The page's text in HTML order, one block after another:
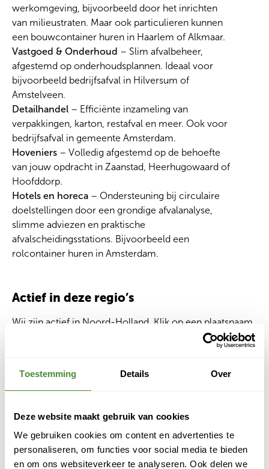
Toestemming Details Over
Deze website maakt gebruik van cookies
We gebruiken cookies om content en advertenties te
personaliseren, om functies voor social media te bieden
en om ons websiteverkeer te analyseren. Ook delen we
werkomgeving, bijvoorbeeld door het inrichten
van milieustraten. Maar ook particulieren kunnen
een bouwcontainer huren in Haarlem of Alkmaar.
Vastgoed & Onderhoud – Slim afvalbeheer,
afgestemd op onderhoudsplannen. Ideaal voor
bijvoorbeeld bedrijfsafval in Hilversum of
Amstelveen.
Detailhandel – Efficiënte inzameling van
verpakkingen, karton, restafval en meer. Ook voor
bedrijfsafval in gemeente Amsterdam.
Hoveniers – Volledig afgestemd op de behoefte
van jouw opdracht in Zaanstad, Heerhugowaard of
Hoofddorp.
Hotels en horeca – Ondersteuning bij circulaire
doelstellingen door een grondige afvalanalyse,
slimme adviezen en praktische
afvalscheidingsstations. Bijvoorbeeld een
rolcontainer huren in Amsterdam.
Actief in deze regio’s
Wij zijn actief in Noord-Holland. Klik op een plaatsnaam
voor een specifieke pagina over onze diensten:
– afvalcontainer huren, bedrijfsafval,
Haarlem– container huren Haarlem, afvalinzameling,
bouwcontainers
bedrijfsafval, rolcontainer
Purmerend– puincontainer, afvalcontainer huren
Purmerend
Amstelveen– bedrijfsafval, container huren,